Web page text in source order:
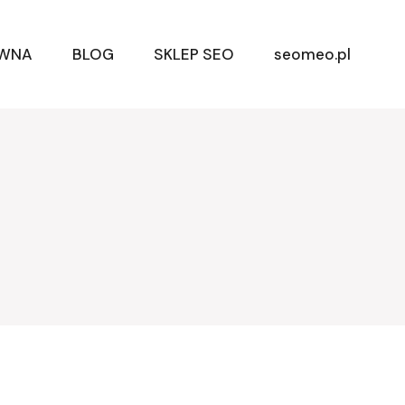
BLOG SKLEP SEO seomeo.pl